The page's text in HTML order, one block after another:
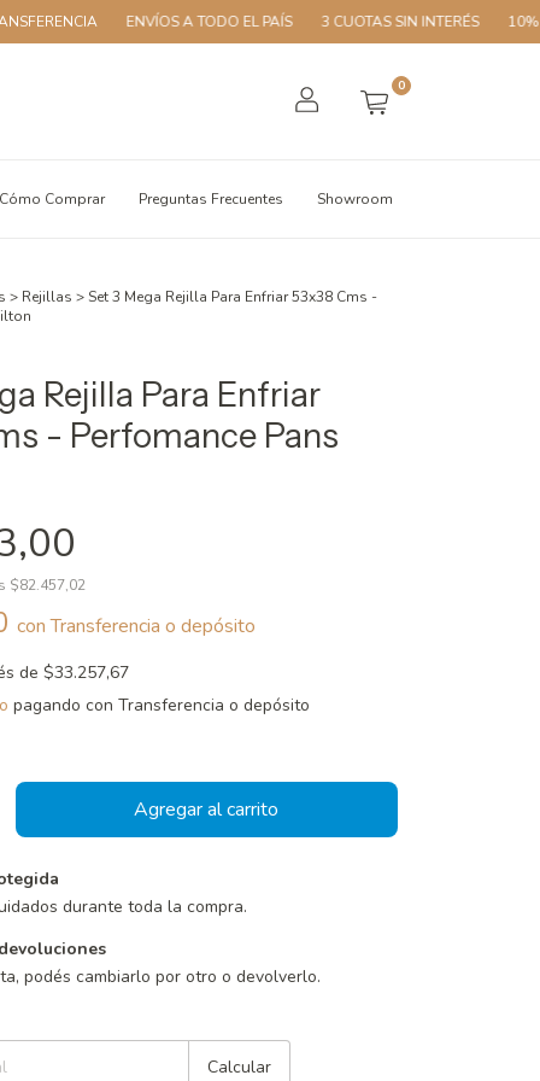
ENVÍOS A TODO EL PAÍS 3 CUOTAS SIN INTERÉS 10% OFF CON
0
Cómo Comprar Preguntas Frecuentes Showroom
> Rejillas > Set 3 Mega Rejilla Para Enfriar 53x38 Cms -
Rejilla Para Enfriar
- Perfomance Pans
$82.457,02
con Transferencia o depósito
de $33.257,67
pagando con Transferencia o depósito
durante toda la compra.
podés cambiarlo por otro o devolverlo.
Calcular